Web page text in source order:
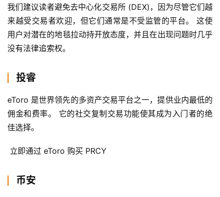
我们建议读者避免去中心化交易所 (DEX)，因为尽管它们越
来越受交易者欢迎，但它们通常是不受监管的平台。 这使
用户对潜在的地毯拉动持开放态度，并且在出现问题时几乎
没有法律追索权。
投睿
eToro 是世界领先的多资产交易平台之一，提供业内最低的
佣金和费率。 它的社交复制交易功能使其成为入门者的绝
佳选择。
立即通过 eToro 购买 PRCY
币安